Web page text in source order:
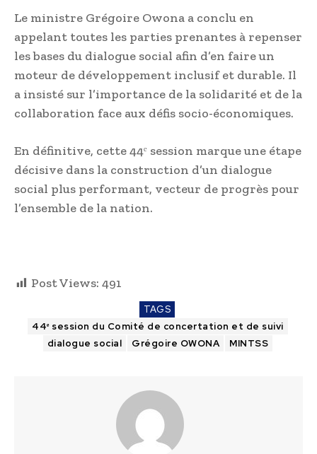
Le ministre Grégoire Owona a conclu en
appelant toutes les parties prenantes à repenser
les bases du dialogue social afin d’en faire un
moteur de développement inclusif et durable. Il
a insisté sur l’importance de la solidarité et de la
collaboration face aux défis socio-économiques.
En définitive, cette 44ᵉ session marque une étape
décisive dans la construction d’un dialogue
social plus performant, vecteur de progrès pour
l’ensemble de la nation.
Post Views: 491
TAGS
44ᵉ session du Comité de concertation et de suivi
dialogue social
Grégoire OWONA MINTSS